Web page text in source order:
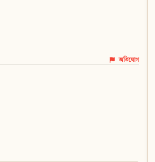
অভিযোগ